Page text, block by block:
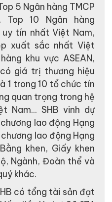
5 Ngân hàng TMCP
10 Ngân hàng
tín nhất Việt Nam,
xuất sắc nhất Việt
khu vực ASEAN,
giá trị thương hiệu
1 trong 10 tổ chức tín
quan trọng trong hệ
Nam... SHB vinh dự
lao động Hạng
lao động Hạng
khen, Giấy khen
Ngành, Đoàn thể và
khác.
có tổng tài sản đạt